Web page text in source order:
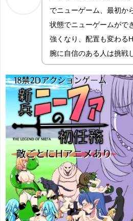
でニューゲーム、最初か
状態でニューゲームがで
強くなり、配置も変わる
腕に自信のある人は挑戦